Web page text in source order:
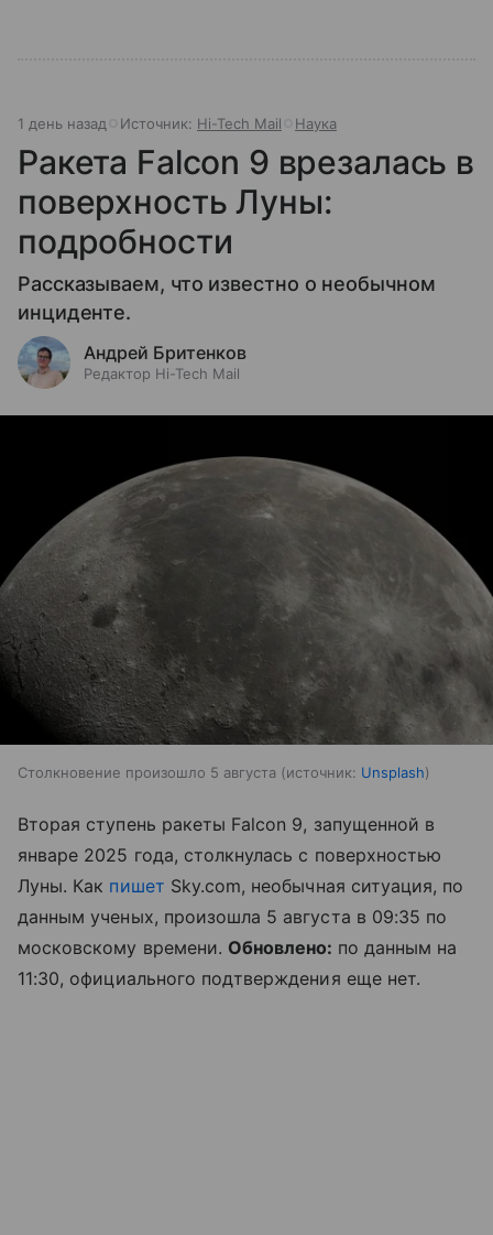
1 день назад Источник: Hi-Tech Mail Наука
Ракета Falcon 9 врезалась в
поверхность Луны:
подробности
Рассказываем, что известно о необычном
инциденте.
Андрей Бритенков
Редактор Hi-Tech Mail
Столкновение произошло 5 августа источник: Unsplash
Вторая ступень ракеты Falcon 9, запущенной в
январе 2025 года, столкнулась с поверхностью
Луны. Как пишет Sky.com, необычная ситуация, по
данным ученых, произошла 5 августа в 09:35 по
московскому времени. Обновлено: по данным на
11:30, официального подтверждения еще нет.